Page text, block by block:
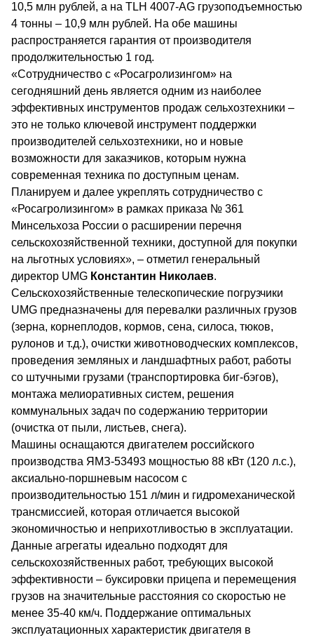
10,5 млн рублей, а на TLH 4007-AG грузоподъемностью
4 тонны – 10,9 млн рублей. На обе машины
распространяется гарантия от производителя
продолжительностью 1 год.
«Сотрудничество с «Росагролизингом» на
сегодняшний день является одним из наиболее
эффективных инструментов продаж сельхозтехники –
это не только ключевой инструмент поддержки
производителей сельхозтехники, но и новые
возможности для заказчиков, которым нужна
современная техника по доступным ценам.
Планируем и далее укреплять сотрудничество с
«Росагролизингом» в рамках приказа № 361
Минсельхоза России о расширении перечня
сельскохозяйственной техники, доступной для покупки
на льготных условиях», – отметил генеральный
директор UMG Константин Николаев.
Сельскохозяйственные телескопические погрузчики
UMG предназначены для перевалки различных грузов
(зерна, корнеплодов, кормов, сена, силоса, тюков,
рулонов и т.д.), очистки животноводческих комплексов,
проведения земляных и ландшафтных работ, работы
со штучными грузами (транспортировка биг-бэгов),
монтажа мелиоративных систем, решения
коммунальных задач по содержанию территории
(очистка от пыли, листьев, снега).
Машины оснащаются двигателем российского
производства ЯМЗ-53493 мощностью 88 кВт (120 л.с.),
аксиально-поршневым насосом с
производительностью 151 л/мин и гидромеханической
трансмиссией, которая отличается высокой
экономичностью и неприхотливостью в эксплуатации.
Данные агрегаты идеально подходят для
сельскохозяйственных работ, требующих высокой
эффективности – буксировки прицепа и перемещения
грузов на значительные расстояния со скоростью не
менее 35-40 км/ч. Поддержание оптимальных
эксплуатационных характеристик двигателя в